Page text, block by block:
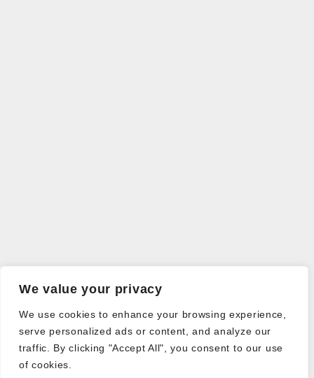
We value your privacy
We use cookies to enhance your browsing experience,
serve personalized ads or content, and analyze our
traffic. By clicking "Accept All", you consent to our use
of cookies.